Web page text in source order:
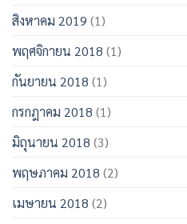
สิงหาคม 2019 (1)
พฤศจิกายน 2018 (1)
กันยายน 2018 (1)
กรกฎาคม 2018 (1)
มิถุนายน 2018 (3)
พฤษภาคม 2018 (2)
เมษายน 2018 (2)